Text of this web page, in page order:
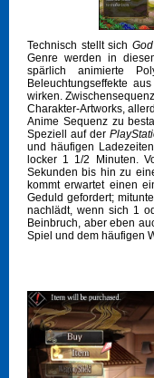
Technisch stellt sich
Genre werden in
spärlich animierte
Beleuchtungseffekte
wirken.
Charakter-Artworks,
Anime Sequenz zu
Speziell auf der
und häufigen
locker 1 1/2 Minuten.
Sekunden bis hin zu
kommt erwartet einen
Geduld gefordert;
nachlädt, wenn sich 1
Beinbruch, aber eben
Spiel und dem häufigen